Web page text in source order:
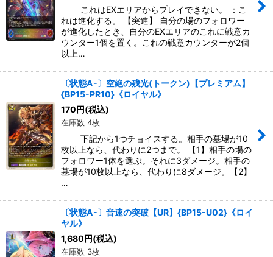
これはEXエリアからプレイできない。 ：こ
れは進化する。 【突進】 自分の場のフォロワー
が進化したとき、自分のEXエリアのこれに戦意カ
ウンター1個を置く。これの戦意カウンターが2個
以上…
〔状態A-〕空絶の残光(トークン)【プレミアム】
{BP15-PR10}《ロイヤル》
170円(税込)
在庫数 4枚
下記から1つチョイスする。相手の墓場が10
枚以上なら、代わりに2つまで。 【1】相手の場の
フォロワー1体を選ぶ。それに3ダメージ。相手の
墓場が10枚以上なら、代わりに8ダメージ。【2】
…
〔状態A-〕音速の突破【UR】{BP15-U02}《ロイ
ヤル》
1,680円(税込)
在庫数 3枚